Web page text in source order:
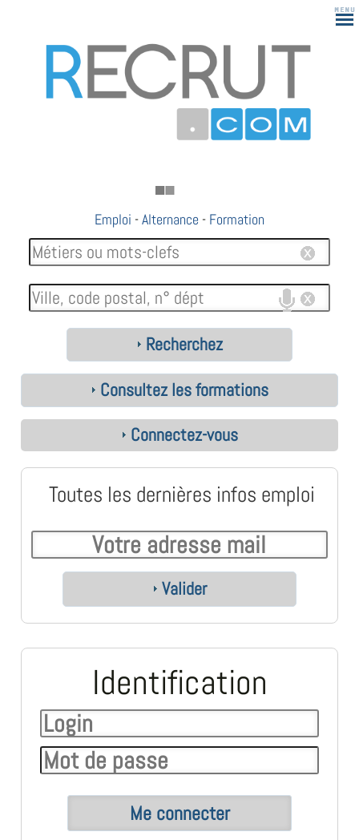
Emploi -Alternance - Formation
Recherchez
Consultez les formations
Connectez-vous
Toutes les dernières infos emploi
Valider
Identification